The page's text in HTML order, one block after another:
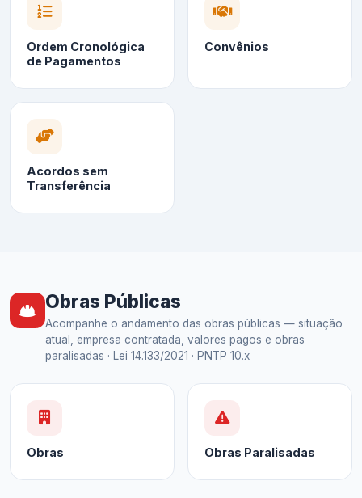
Ordem Cronológica
de Pagamentos
Convênios
Acordos sem
Transferência
Obras Públicas
Acompanhe o andamento das obras públicas — situação
atual, empresa contratada, valores pagos e obras
paralisadas · Lei 14.133/2021 · PNTP 10.x
Obras Obras Paralisadas